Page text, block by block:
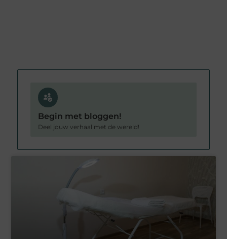
Begin met bloggen!
Deel jouw verhaal met de wereld!